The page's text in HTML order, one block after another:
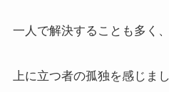
一人で解決することも多く、
上に立つ者の孤独を感じまし